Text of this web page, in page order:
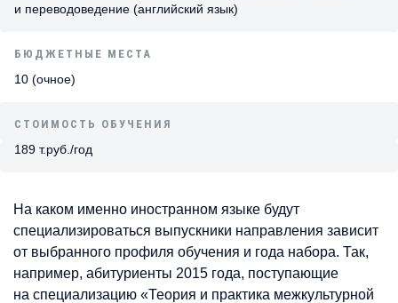
и переводоведение (английский язык)
БЮДЖЕТНЫЕ МЕСТА
10 (очное)
СТОИМОСТЬ ОБУЧЕНИЯ
189 т.руб./год
На каком именно иностранном языке будут
специализироваться выпускники направления зависит
от выбранного профиля обучения и года набора. Так,
например, абитуриенты 2015 года, поступающие
на специализацию «Теория и практика межкультурной